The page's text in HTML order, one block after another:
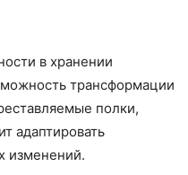
в хранении
трансформации
полки,
адаптировать
изменений.